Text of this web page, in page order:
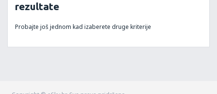
rezultate
Probajte još jednom kad izaberete druge kriterije